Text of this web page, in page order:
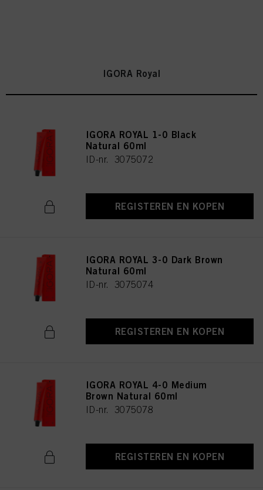
IGORA Royal
IGORA ROYAL 1-0 Black
Natural 60ml
ID-nr. 3075072
REGISTEREN EN KOPEN
IGORA ROYAL 3-0 Dark Brown
Natural 60ml
ID-nr. 3075074
REGISTEREN EN KOPEN
IGORA ROYAL 4-0 Medium
Brown Natural 60ml
ID-nr. 3075078
REGISTEREN EN KOPEN